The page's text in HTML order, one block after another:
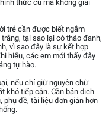
thức cũ mà không giải
trẻ cần được biết ngắm
tại sao lại có tháo đanh,
vì sao đây là sự kết hợp
hiểu, các em mới thấy đây
tự hào.
nếu chỉ giữ nguyên chữ
khó tiếp cận. Cần bản dịch
phụ đề, tài liệu đơn giản hơn